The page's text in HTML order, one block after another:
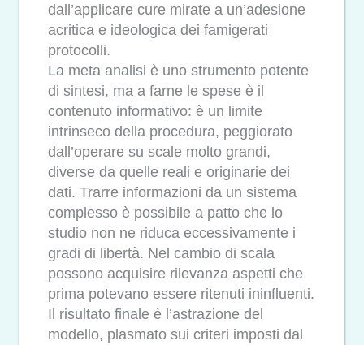
dall’applicare cure mirate a un’adesione
acritica e ideologica dei famigerati
protocolli.
La meta analisi è uno strumento potente
di sintesi, ma a farne le spese è il
contenuto informativo: è un limite
intrinseco della procedura, peggiorato
dall’operare su scale molto grandi,
diverse da quelle reali e originarie dei
dati. Trarre informazioni da un sistema
complesso è possibile a patto che lo
studio non ne riduca eccessivamente i
gradi di libertà. Nel cambio di scala
possono acquisire rilevanza aspetti che
prima potevano essere ritenuti ininfluenti.
Il risultato finale è l’astrazione del
modello, plasmato sui criteri imposti dal